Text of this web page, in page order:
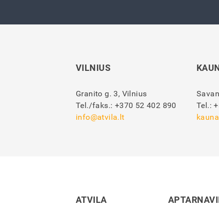
VILNIUS
Granito g. 3, Vilnius
Tel./faks.: +370 52 402 890
info@atvila.lt
Tel.:
ATVILA